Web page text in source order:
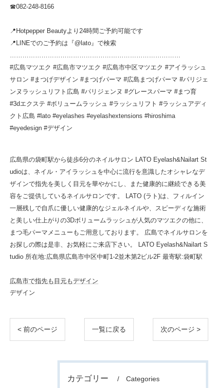
☎︎082-248-8166
📍Hotpepper Beautyより24時間ご予約可能です
📍LINEでのご予約は『@lato』で検索
………………………………………………………………………
#広島マツエク #広島市マツエク #広島市中区マツエク #アイラッシュ
サロン #まつげデザイン #まつげパーマ #広島まつげパーマ #パリジェ
ンヌラッシュリフト広島 #パリジェンヌ #グレースパーマ #まつ育
#3dエクステ #ボリュームラッシュ #ラッシュリフト #ラッシュアディ
クト広島 #lato #eyelashes #eyelashextensions #hiroshima
#eyedesign #デザイン
広島県の袋町駅から徒歩6分のネイルサロン LATO Eyelash&Nailart St
udioは、ネイル・アイラッシュを中心に流行を意識したオシャレなデ
ザインで指先を美しく目元を華やかにし、また健康的に継続できる美
容をご提供しているネイルサロンです。 LATO (ラト)は、フィルイン
一層残しで自爪に優しい健康的なジェルネイルや、スピーディな施術
と美しい仕上がりの3Dボリュームラッシュが人気のマツエクの他に、
まつ毛パーマメニューもご用意しております。 広島でネイルサロンを
お探しの際は是非、お気軽にご来店下さい。 LATO Eyelash&Nailart S
tudio 所在地:広島県広島市中区中町1-2並木第2ビル2F 最寄駅:袋町駅
広島市で指先も目元もデザイン
デザイン
< 前のページ 一覧に戻る 次のページ >
カテゴリー Categories